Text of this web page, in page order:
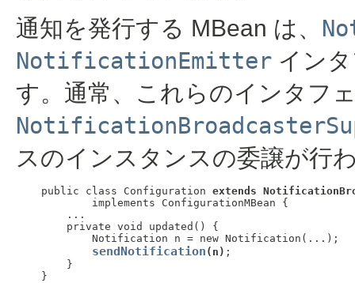
通知を発行する MBean は、
NotificationEmitter イン
す。通常、これらのインタフ
スのインスタンスの委譲が行
    public class Configuration
extends
            implements ConfigurationMBean {
        ...
        private void updated() {
            Notification n = new Notification(...);
sendNotification (n) ;
        }
    }